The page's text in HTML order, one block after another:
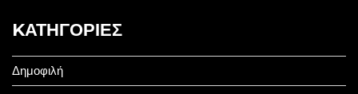
KΑΤΗΓΟΡΊΕΣ
Δημοφιλή